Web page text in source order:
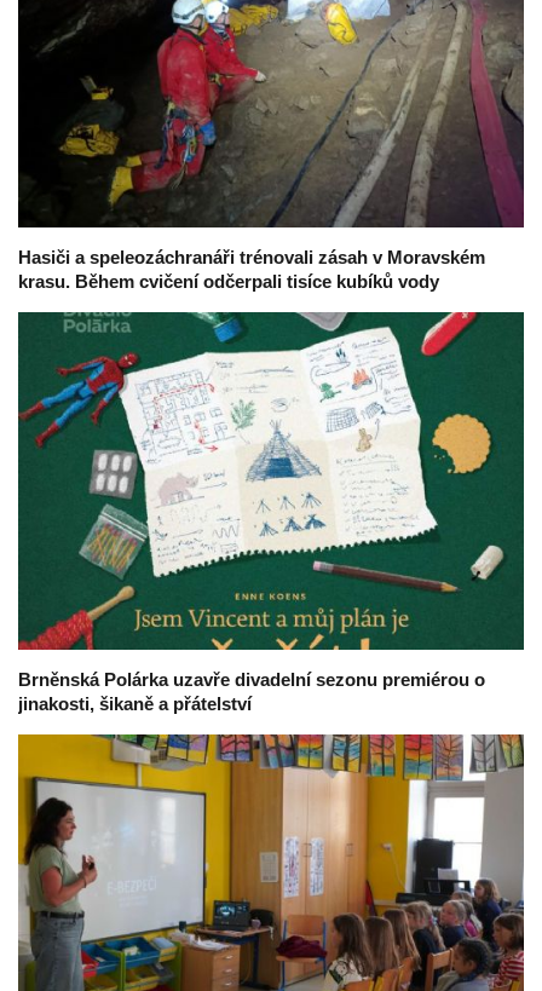
Hasiči a speleozáchranáři trénovali zásah v Moravském
krasu. Během cvičení odčerpali tisíce kubíků vody
Brněnská Polárka uzavře divadelní sezonu premiérou o
jinakosti, šikaně a přátelství